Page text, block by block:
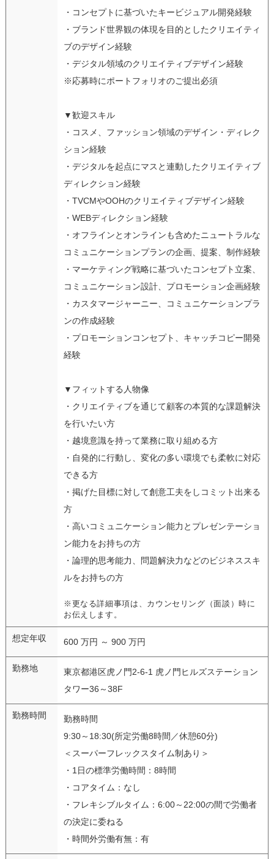
・コンセプトに基づいたキービジュアル開発経験
・ブランド世界観の体現を目的としたクリエイティ
ブのデザイン経験
・デジタル領域のクリエイティブデザイン経験
※応募時にポートフォリオのご提出必須
▼歓迎スキル
・コスメ、ファッション領域のデザイン・ディレク
ション経験
・デジタルを起点にマスと連動したクリエイティブ
ディレクション経験
・TVCMやOOHのクリエイティブデザイン経験
・WEBディレクション経験
・オフラインとオンラインも含めたニュートラルな
コミュニケーションプランの企画、提案、制作経験
・マーケティング戦略に基づいたコンセプト立案、
コミュニケーション設計、プロモーション企画経験
・カスタマージャーニー、コミュニケーションプラ
ンの作成経験
・プロモーションコンセプト、キャッチコピー開発
経験
▼フィットする人物像
・クリエイティブを通じて顧客の本質的な課題解決
を行いたい方
・越境意識を持って業務に取り組める方
・自発的に行動し、変化の多い環境でも柔軟に対応
できる方
・掲げた目標に対して創意工夫をしコミット出来る
方
・高いコミュニケーション能力とプレゼンテーショ
ン能力をお持ちの方
・論理的思考能力、問題解決力などのビジネススキ
ルをお持ちの方
※更なる詳細事項は、カウンセリング（面談）時に
お伝えします。
想定年収 600 万円 ～ 900 万円
勤務地
東京都港区虎ノ門2-6-1 虎ノ門ヒルズステーション
タワー36～38F
勤務時間
勤務時間
9:30～18:30(所定労働8時間／休憩60分)
＜スーパーフレックスタイム制あり＞
・1日の標準労働時間：8時間
・コアタイム：なし
・フレキシブルタイム：6:00～22:00の間で労働者
の決定に委ねる
・時間外労働有無：有